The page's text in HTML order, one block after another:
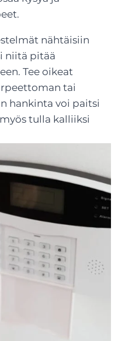
nähtäisiin
niitä pitää
Tee oikeat
tai
hankinta voi paitsi
tulla kalliiksi